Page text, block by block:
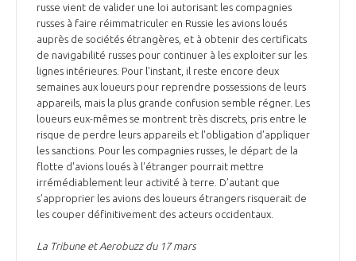
russe vient de valider une loi autorisant les compagnies
russes à faire réimmatriculer en Russie les avions loués
auprès de sociétés étrangères, et à obtenir des certificats
de navigabilité russes pour continuer à les exploiter sur les
lignes intérieures. Pour l'instant, il reste encore deux
semaines aux loueurs pour reprendre possessions de leurs
appareils, mais la plus grande confusion semble régner. Les
loueurs eux-mêmes se montrent très discrets, pris entre le
risque de perdre leurs appareils et l'obligation d'appliquer
les sanctions. Pour les compagnies russes, le départ de la
flotte d'avions loués à l'étranger pourrait mettre
irrémédiablement leur activité à terre. D’autant que
s'approprier les avions des loueurs étrangers risquerait de
les couper définitivement des acteurs occidentaux.
La Tribune et Aerobuzz du 17 mars